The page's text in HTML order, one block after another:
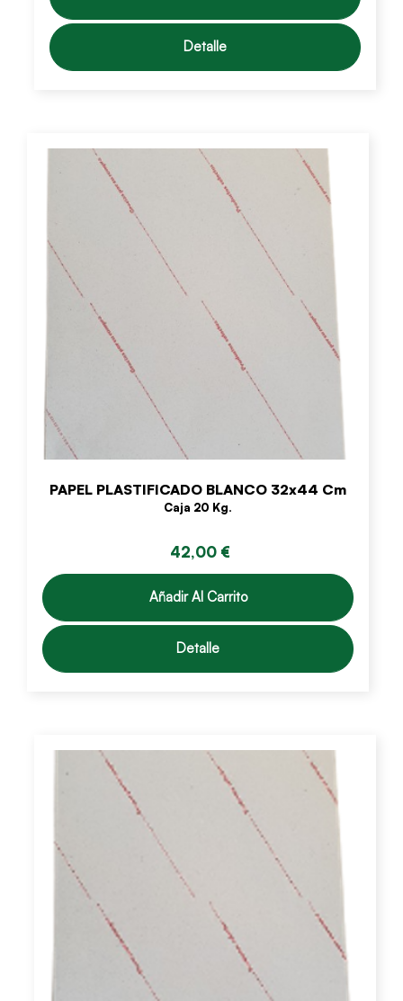
Detalle
PAPEL PLASTIFICADO BLANCO 32x44 Cm
Caja 20 Kg.
42,00 €
Añadir Al Carrito
Detalle